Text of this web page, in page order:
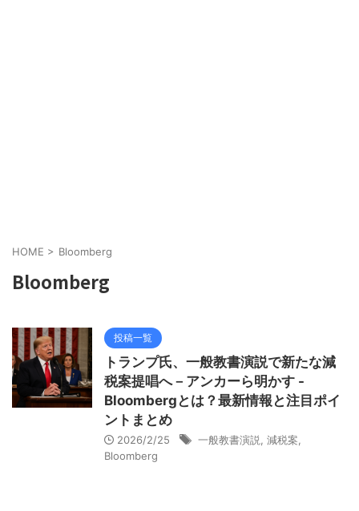
HOME > Bloomberg
Bloomberg
投稿一覧
トランプ氏、一般教書演説で新たな減
税案提唱へ－アンカーら明かす -
Bloombergとは？最新情報と注目ポイ
ントまとめ
2026/2/25 一般教書演説 減税案
Bloomberg